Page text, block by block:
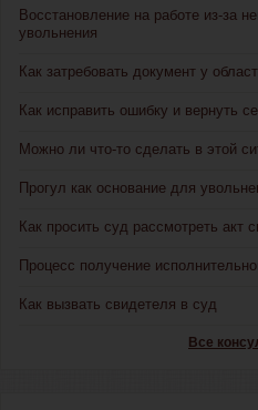
Восстановление на работе из-за
увольнения
Как затребовать документ у
Как исправить ошибку и вернуть
Можно ли что-то сделать в этой
Прогул как основание для
Как просить суд рассмотреть акт
Процесс получение
Как вызвать свидетеля в суд
Все